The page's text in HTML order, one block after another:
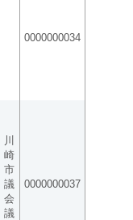
0000000034
川
崎
市
議
会
議
0000000037